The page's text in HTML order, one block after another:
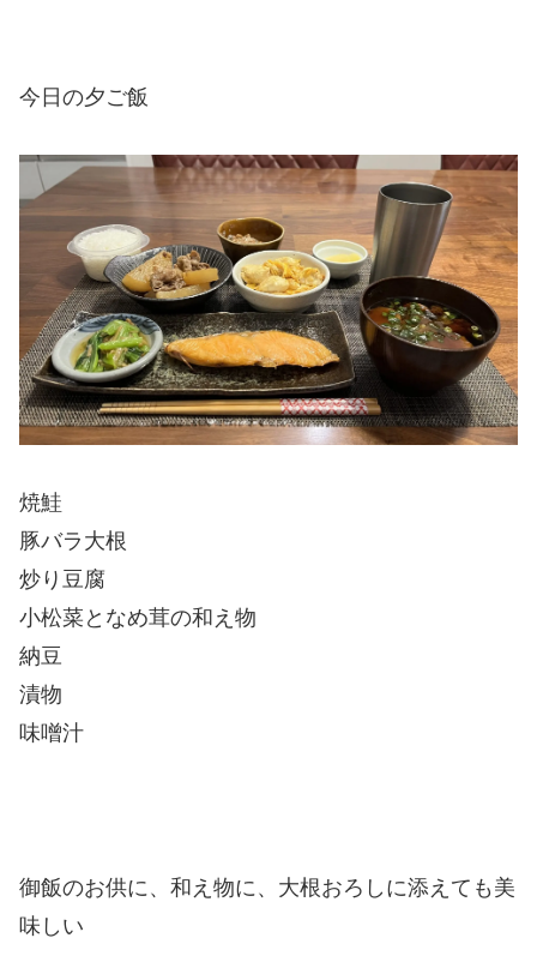
今日の夕ご飯
焼鮭
豚バラ大根
炒り豆腐
小松菜となめ茸の和え物
納豆
漬物
味噌汁
御飯のお供に、和え物に、大根おろしに添えても美
味しい